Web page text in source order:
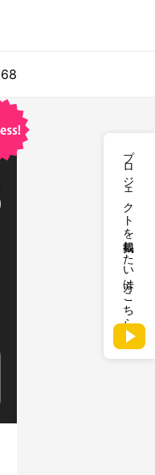
プロジェクトを掲載したい方はこちら
68